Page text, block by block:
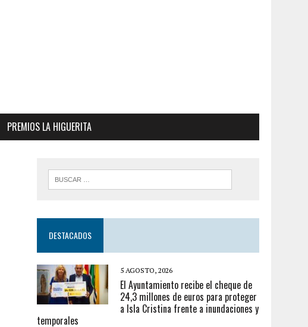
PREMIOS LA HIGUERITA
DESTACADOS
5 AGOSTO, 2026
El Ayuntamiento recibe el cheque de
24,3 millones de euros para proteger
a Isla Cristina frente a inundaciones y
temporales